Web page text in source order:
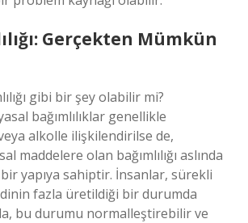
Gerçekten Mümkün
gibi bir şey olabilir mi?
bağımlılıklar genellikle
alkolle ilişkilendirilse de,
maddelere olan bağımlılığı aslında
yapıya sahiptir. İnsanlar, sürekli
fazla üretildiği bir durumda
bu durumu normalleştirebilir ve